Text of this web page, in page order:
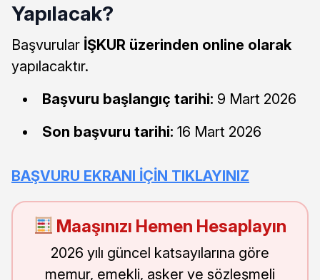
Yapılacak?
Başvurular İŞKUR üzerinden online olarak
yapılacaktır.
Başvuru başlangıç tarihi: 9 Mart 2026
Son başvuru tarihi: 16 Mart 2026
BAŞVURU EKRANI İÇİN TIKLAYINIZ
Maaşınızı Hemen Hesaplayın
2026 yılı güncel katsayılarına göre
memur, emekli, asker ve sözleşmeli